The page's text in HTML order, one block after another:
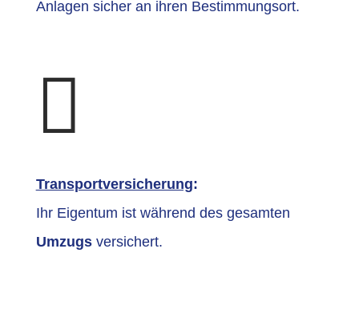
Anlagen sicher an ihren Bestimmungsort.

Transportversicherung:
Ihr Eigentum ist während des gesamten
Umzugsversichert.